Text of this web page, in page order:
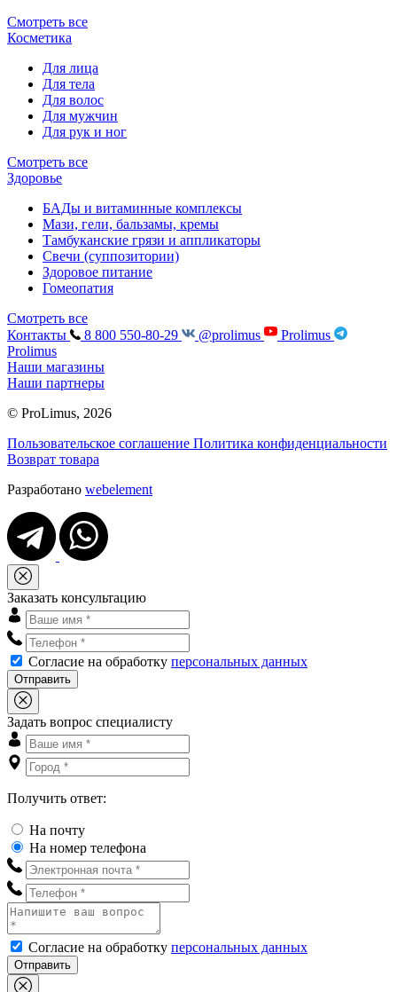
Смотреть все
Косметика
Для лица
Для тела
Для волос
Для мужчин
Для рук и ног
Смотреть все
Здоровье
БАДы и витаминные комплексы
Мази, гели, бальзамы, кремы
Тамбуканские грязи и аппликаторы
Свечи (суппозитории)
Здоровое питание
Гомеопатия
Смотреть все
Контакты
8 800 550-80-29 @prolimus
Prolimus
Prolimus
Наши магазины
Наши партнеры
© ProLimus, 2026
Пользовательское соглашение Политика конфиденциальности
Возврат товара
Разработано webelement
Заказать консультацию
Согласие на обработку персональных данных
Отправить
Задать вопрос специалисту
Получить ответ:
На почту
На номер телефона
Согласие на обработку персональных данных
Отправить